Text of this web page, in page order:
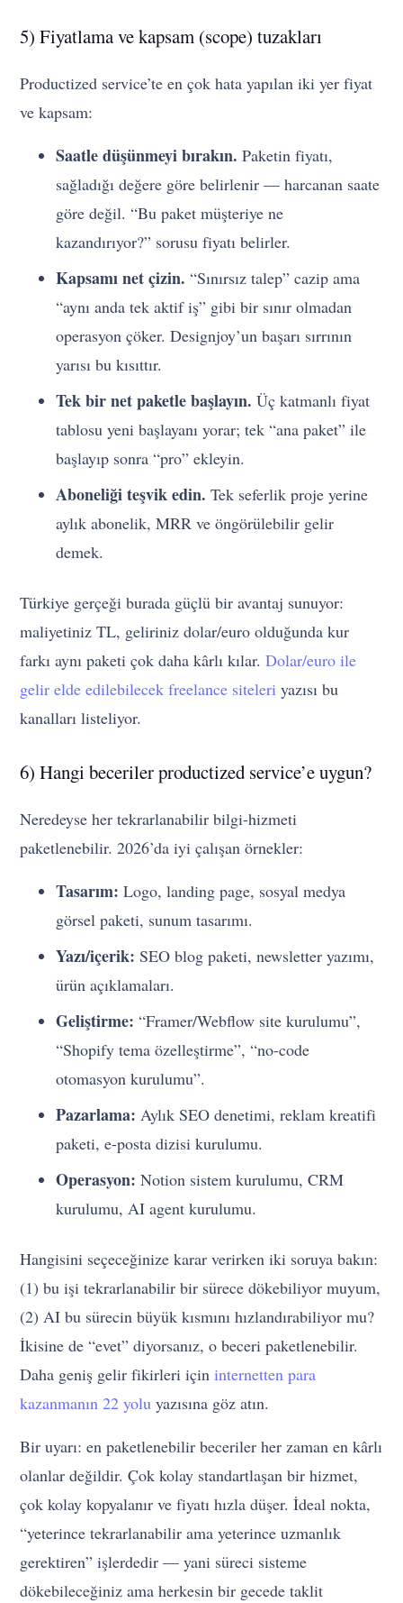
5) Fiyatlama ve kapsam (scope) tuzakları
Productized service’te en çok hata yapılan iki yer fiyat
ve kapsam:
Saatle düşünmeyi bırakın. Paketin fiyatı,
sağladığı değere göre belirlenir — harcanan saate
göre değil. “Bu paket müşteriye ne
kazandırıyor?” sorusu fiyatı belirler.
Kapsamı net çizin. “Sınırsız talep” cazip ama
“aynı anda tek aktif iş” gibi bir sınır olmadan
operasyon çöker. Designjoy’un başarı sırrının
yarısı bu kısıttır.
Tek bir net paketle başlayın. Üç katmanlı fiyat
tablosu yeni başlayanı yorar; tek “ana paket” ile
başlayıp sonra “pro” ekleyin.
Aboneliği teşvik edin. Tek seferlik proje yerine
aylık abonelik, MRR ve öngörülebilir gelir
demek.
Türkiye gerçeği burada güçlü bir avantaj sunuyor:
maliyetiniz TL, geliriniz dolar/euro olduğunda kur
farkı aynı paketi çok daha kârlı kılar.Dolar/euro ile
gelir elde edilebilecek freelance siteleri yazısı bu
kanalları listeliyor.
6) Hangi beceriler productized service’e uygun?
Neredeyse her tekrarlanabilir bilgi-hizmeti
paketlenebilir. 2026’da iyi çalışan örnekler:
Tasarım: Logo, landing page, sosyal medya
görsel paketi, sunum tasarımı.
Yazı/içerik: SEO blog paketi, newsletter yazımı,
ürün açıklamaları.
Geliştirme: “Framer/Webflow site kurulumu”,
“Shopify tema özelleştirme”, “no-code
otomasyon kurulumu”.
Pazarlama: Aylık SEO denetimi, reklam kreatifi
paketi, e-posta dizisi kurulumu.
Operasyon: Notion sistem kurulumu, CRM
kurulumu, AI agent kurulumu.
Hangisini seçeceğinize karar verirken iki soruya bakın:
(1) bu işi tekrarlanabilir bir sürece dökebiliyor muyum,
(2) AI bu sürecin büyük kısmını hızlandırabiliyor mu?
İkisine de “evet” diyorsanız, o beceri paketlenebilir.
Daha geniş gelir fikirleri içininternetten para
kazanmanın 22 yolu yazısına göz atın.
Bir uyarı: en paketlenebilir beceriler her zaman en kârlı
olanlar değildir. Çok kolay standartlaşan bir hizmet,
çok kolay kopyalanır ve fiyatı hızla düşer. İdeal nokta,
“yeterince tekrarlanabilir ama yeterince uzmanlık
gerektiren” işlerdedir — yani süreci sisteme
dökebileceğiniz ama herkesin bir gecede taklit